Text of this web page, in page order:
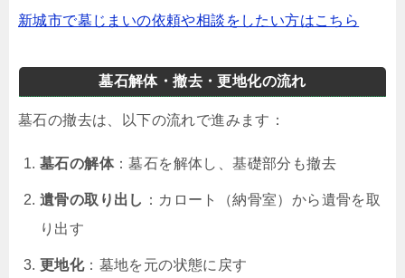
新城市で墓じまいの依頼や相談をしたい方はこちら
墓石解体・撤去・更地化の流れ
墓石の撤去は、以下の流れで進みます：
墓石の解体：墓石を解体し、基礎部分も撤去
遺骨の取り出し ：カロート（納骨室）から遺骨を取
り出す
更地化：墓地を元の状態に戻す